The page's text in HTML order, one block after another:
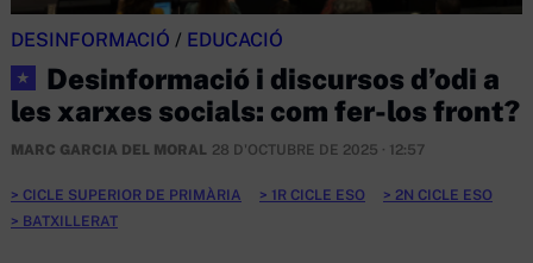
DESINFORMACIÓ / EDUCACIÓ
★
Desinformació i discursos d’odi a
les xarxes socials: com fer-los front?
MARC GARCIA DEL MORAL 28 D'OCTUBRE DE 2025 · 12:57
CICLE SUPERIOR DE PRIMÀRIA 1R CICLE ESO
2N CICLE ESO
BATXILLERAT